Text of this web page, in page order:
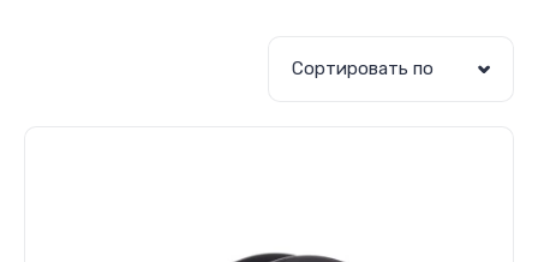
Сортировать по